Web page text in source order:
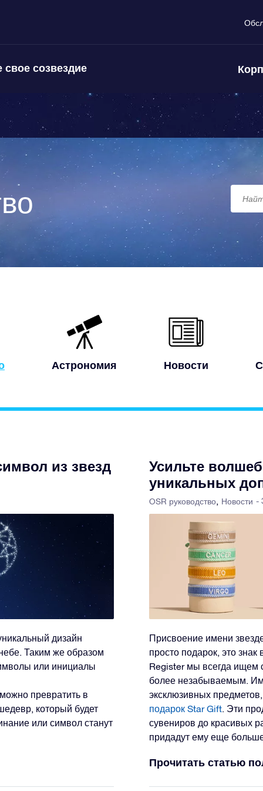
свое созвездие
Астрономия Новости
из звезд
дизайн
Таким же образом
или инициалы
превратить в
который будет
или символ станут
Усильте
уникальных
OSR руководство Новости -
Присвоение имени
просто подарок, это
Register мы всегда ищем
более незабываемым.
эксклюзивных
подарок Star Gift. Эти
сувениров до красивых
придадут ему еще
Прочитать статью